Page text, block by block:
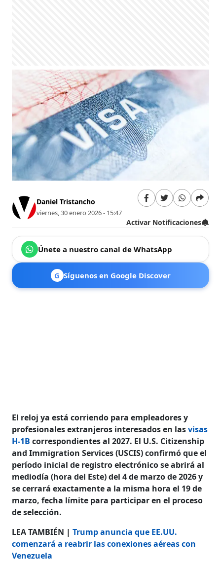
Daniel Tristancho
viernes, 30 enero 2026 - 15:47
Activar Notificaciones
Únete a nuestro canal de WhatsApp
G Síguenos en Google Discover
El reloj ya está corriendo para empleadores y
profesionales extranjeros interesados en lasvisas
H-1B correspondientes al 2027. El U.S. Citizenship
and Immigration Services (USCIS) confirmó que el
período inicial de registro electrónico se abrirá al
mediodía (hora del Este) del 4 de marzo de 2026 y
se cerrará exactamente a la misma hora el 19 de
marzo, fecha límite para participar en el proceso
de selección.
LEA TAMBIÉN |Trump anuncia que EE.UU.
comenzará a reabrir las conexiones aéreas con
Venezuela